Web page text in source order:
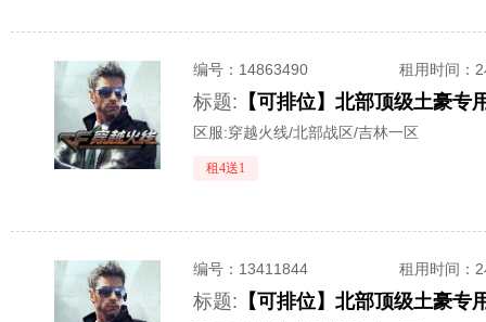
编号： 14863490 租用时间 ：
标题:
区服:穿越火线/北部战区/吉林一区
租4送1
编号： 13411844 租用时间 ：
标题: